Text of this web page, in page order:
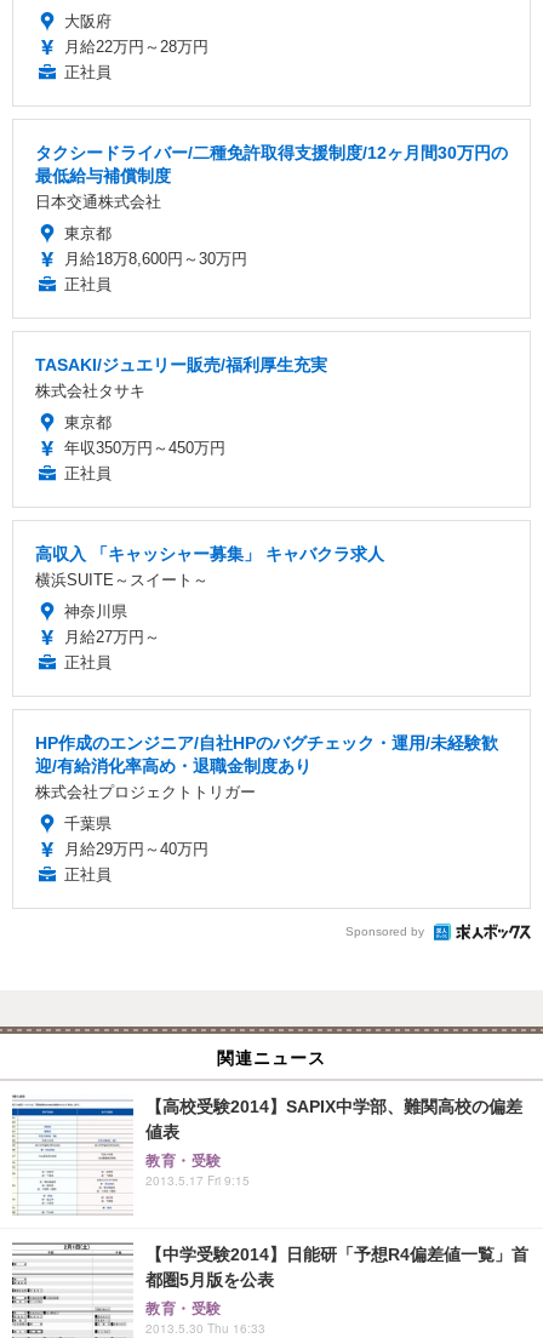
大阪府
月給22万円～28万円
正社員
タクシードライバー/二種免許取得支援制度/12ヶ月間30万円の
最低給与補償制度
日本交通株式会社
東京都
月給18万8,600円～30万円
正社員
TASAKI/ジュエリー販売/福利厚生充実
株式会社タサキ
東京都
年収350万円～450万円
正社員
高収入 「キャッシャー募集」 キャバクラ求人
横浜SUITE～スイート～
神奈川県
月給27万円～
正社員
HP作成のエンジニア/自社HPのバグチェック・運用/未経験歓
迎/有給消化率高め・退職金制度あり
株式会社プロジェクトトリガー
千葉県
月給29万円～40万円
正社員
Sponsored by
関連ニュース
【高校受験2014】SAPIX中学部、難関高校の偏差
値表
教育・受験
2013.5.17 Fri 9:15
【中学受験2014】日能研「予想R4偏差値一覧」首
都圏5月版を公表
教育・受験
2013.5.30 Thu 16:33